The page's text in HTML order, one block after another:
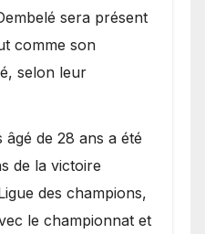
sera présent
comme son
selon leur
âgé de 28 ans a été
de la victoire
des champions,
le championnat et